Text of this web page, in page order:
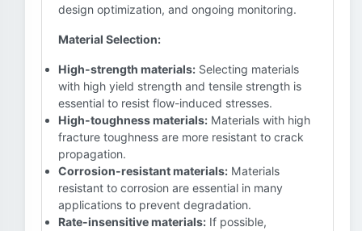
design optimization, and ongoing monitoring.
Material Selection:
High-strength materials: Selecting materials
with high yield strength and tensile strength is
essential to resist flow-induced stresses.
High-toughness materials: Materials with high
fracture toughness are more resistant to crack
propagation.
Corrosion-resistant materials: Materials
resistant to corrosion are essential in many
applications to prevent degradation.
Rate-insensitive materials: If possible,